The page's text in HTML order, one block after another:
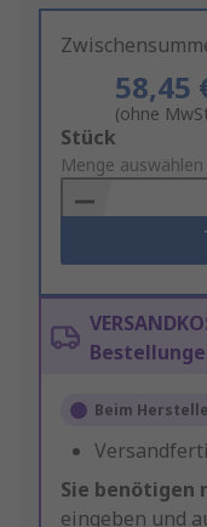
58,45
(ohne
Add
to
Basket
Stück
Menge
Beim
Sie benötigen
eingeben und